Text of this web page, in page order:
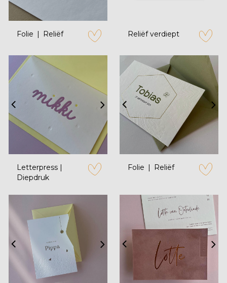
Folie Reliëf
zet op verlanglijstje
Reliëf verdiept
zet op
Letterpress |
Diepdruk
zet op verlanglijstje
Folie Reliëf
zet op